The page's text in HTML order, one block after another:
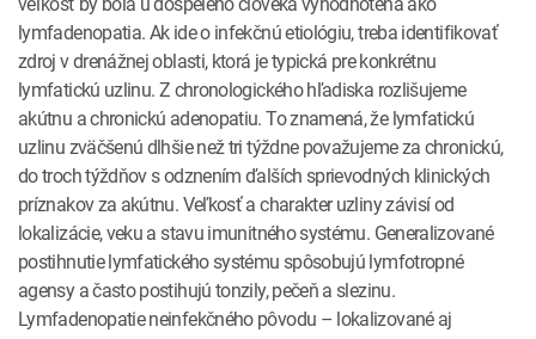
lymfadenopatia. Ak ide o infekčnú etiológiu, treba identifikovať
zdroj v drenážnej oblasti, ktorá je typická pre konkrétnu
lymfatickú uzlinu. Z chronologického hľadiska rozlišujeme
akútnu a chronickú adenopatiu. To znamená, že lymfatickú
uzlinu zväčšenú dlhšie než tri týždne považujeme za chronickú,
do troch týždňov s odznením ďalších sprievodných klinických
príznakov za akútnu. Veľkosť a charakter uzliny závisí od
lokalizácie, veku a stavu imunitného systému. Generalizované
postihnutie lymfatického systému spôsobujú lymfotropné
agensy a často postihujú tonzily, pečeň a slezinu.
Lymfadenopatie neinfekčného pôvodu – lokalizované aj